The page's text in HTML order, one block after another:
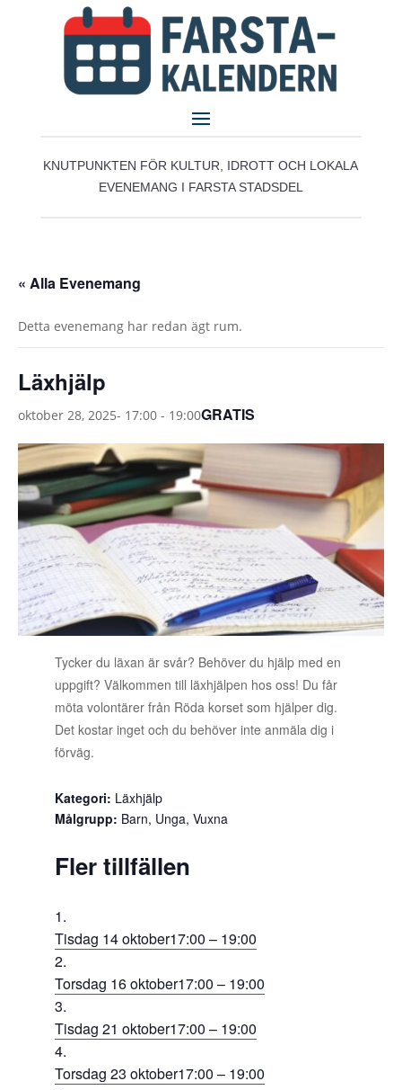
KNUTPUNKTEN FÖR KULTUR, IDROTT OCH LOKALA
EVENEMANG I FARSTA STADSDEL
« Alla Evenemang
Detta evenemang har redan ägt rum.
Läxhjälp
oktober 28, 2025- 17:00 - 19:00GRATIS
Tycker du läxan är svår? Behöver du hjälp med en
uppgift? Välkommen till läxhjälpen hos oss! Du får
möta volontärer från Röda korset som hjälper dig.
Det kostar inget och du behöver inte anmäla dig i
förväg.
Kategori: Läxhjälp
Målgrupp: Barn, Unga, Vuxna
Fler tillfällen
Tisdag 14 oktober17:00 – 19:00
Torsdag 16 oktober17:00 – 19:00
Tisdag 21 oktober17:00 – 19:00
Torsdag 23 oktober17:00 – 19:00